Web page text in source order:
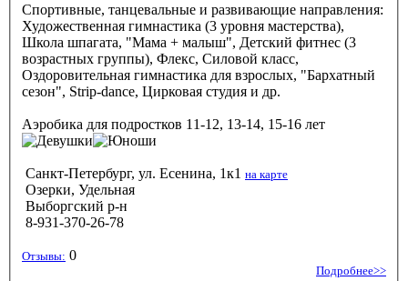
Спортивные, танцевальные и развивающие направления:
Художественная гимнастика (3 уровня мастерства),
Школа шпагата, "Мама + малыш", Детский фитнес (3
возрастных группы), Флекс, Силовой класс,
Оздоровительная гимнастика для взрослых, "Бархатный
сезон", Strip-dance, Цирковая студия и др.
Аэробика для подростков 11-12, 13-14, 15-16 лет
Санкт-Петербург, ул. Есенина, 1к1 на карте
Озерки, Удельная
Выборгский р-н
8-931-370-26-78
Отзывы: 0
Подробнее>>